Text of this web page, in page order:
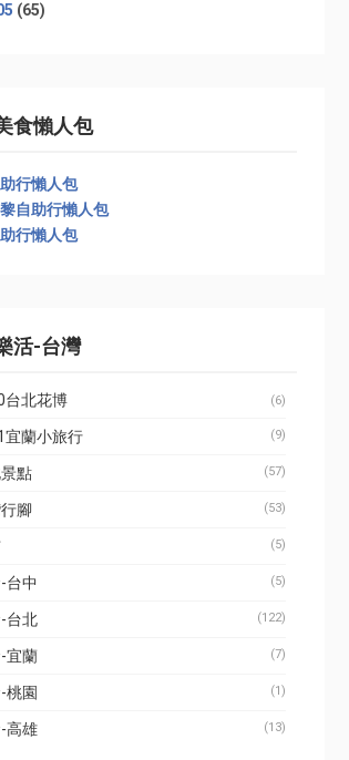
(65)
食懶人包
行懶人包
自助行懶人包
行懶人包
活-台灣
台北花博 (6)
宜蘭小旅行 (9)
點 (57)
腳 (53)
(5)
台中 (5)
台北 (122)
宜蘭 (7)
桃園 (1)
高雄 (13)